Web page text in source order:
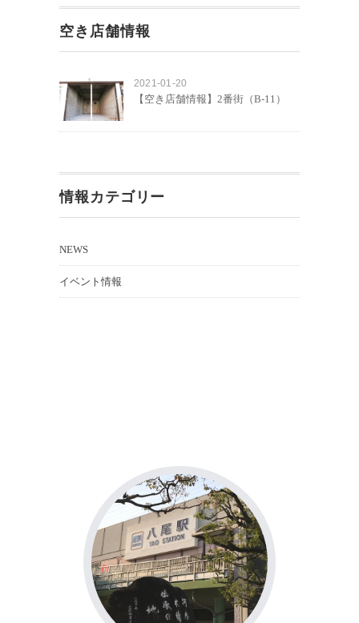
空き店舗情報
2021-01-20
【空き店舗情報】2番街（B-11）
情報カテゴリー
NEWS
イベント情報